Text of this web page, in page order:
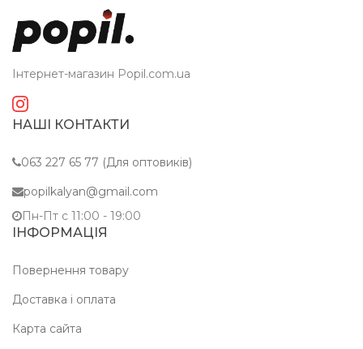
Інтернет-магазин Popil.com.ua
НАШІ КОНТАКТИ
063 227 65 77 (Для оптовиків)
popilkalyan@gmail.com
Пн-Пт c 11:00 - 19:00
ІНФОРМАЦІЯ
Повернення товару
Доставка і оплата
Карта сайта